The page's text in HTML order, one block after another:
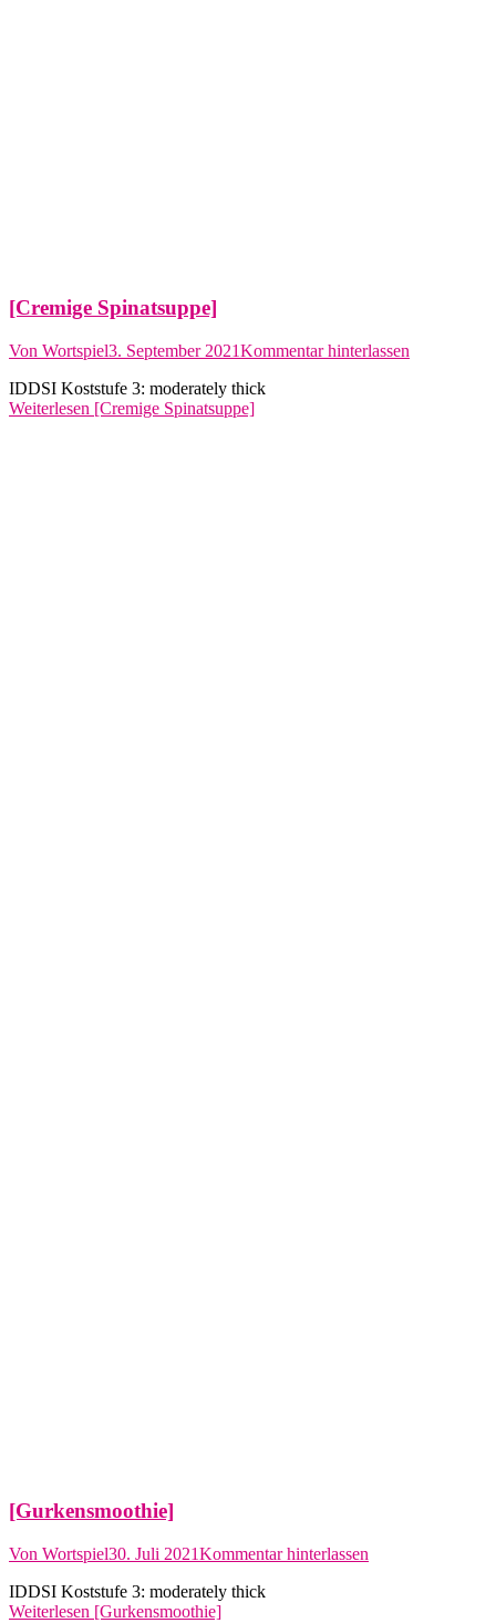
[Cremige Spinatsuppe]
Von Wortspiel3. September 2021Kommentar hinterlassen
IDDSI Koststufe 3: moderately thick
Weiterlesen [Cremige Spinatsuppe]
[Gurkensmoothie]
Von Wortspiel30. Juli 2021Kommentar hinterlassen
IDDSI Koststufe 3: moderately thick
Weiterlesen [Gurkensmoothie]